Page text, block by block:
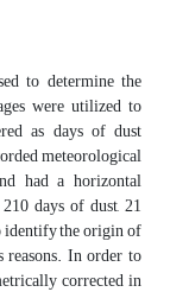
to determine the
were utilized to
as days of dust
meteorological
had a horizontal
days of dust, 21
identify the origin of
In order to
corrected in